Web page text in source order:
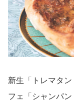
新生「トレマタ
フェ「シャンパ